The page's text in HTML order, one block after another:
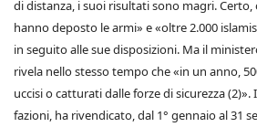
di distanza, i suoi risultati sono magri.
hanno deposto le armi» e «oltre 2.000
in seguito alle sue disposizioni. Ma il
rivela nello stesso tempo che «in un anno,
uccisi o catturati dalle forze di sicurezza (2)».
fazioni, ha rivendicato, dal 1° gennaio al 31